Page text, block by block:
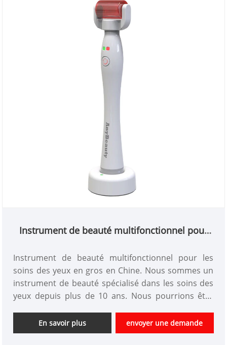
Instrument de beauté multifonctionnel pour
Instrument de beauté multifonctionnel pour les
soins des yeux en gros en Chine. Nous sommes un
instrument de beauté spécialisé dans les soins des
yeux depuis plus de 10 ans. Nous pourrions être
avantage de prix. Nous sommes un fabricant
professionnel d'instruments de beauté de haute
En savoir plus envoyer une demande